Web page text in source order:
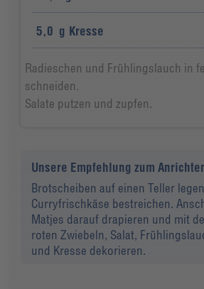
5,0 g Kresse
Radieschen und Frühlingslauch in
schneiden.
Salate putzen und zupfen.
Unsere Empfehlung zum
Brotscheiben auf einen Teller
Curryfrischkäse bestreichen.
Matjes darauf drapieren und mit
roten Zwiebeln, Salat,
und Kresse dekorieren.